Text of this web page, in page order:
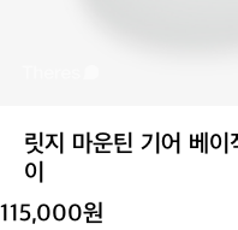
릿지 마운틴 기어 베
이
115,000원